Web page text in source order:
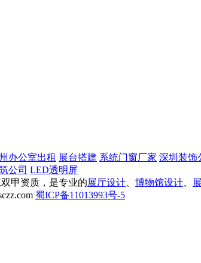
办公室出租 展台搭建 系统门窗厂家 深圳装饰
公司 LED透明屏
甲资质，是专业的展厅设计 博物馆设计
蜀ICP备11013993号-5